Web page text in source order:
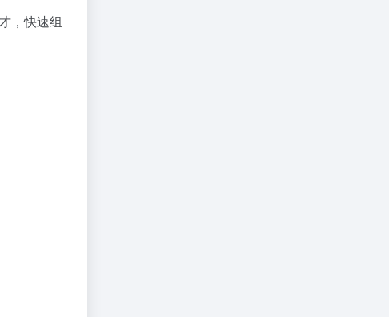
，快速组